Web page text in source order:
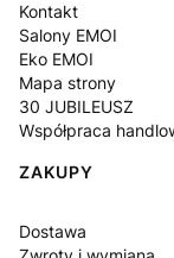
Kontakt
Salony EMOI
Eko EMOI
Mapa strony
30 JUBILEUSZ
Współpraca
ZAKUPY
Dostawa